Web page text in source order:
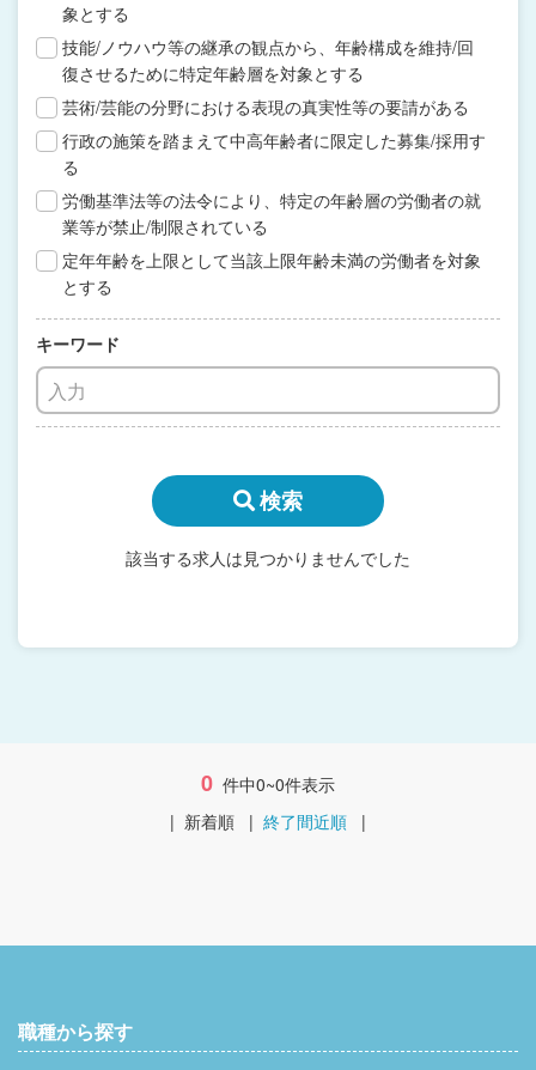
象とする
技能/ノウハウ等の継承の観点から、年齢構成を維持/回
復させるために特定年齢層を対象とする
芸術/芸能の分野における表現の真実性等の要請がある
行政の施策を踏まえて中高年齢者に限定した募集/採用す
る
労働基準法等の法令により、特定の年齢層の労働者の就
業等が禁止/制限されている
定年年齢を上限として当該上限年齢未満の労働者を対象
とする
キーワード
検索
該当する求人は見つかりませんでした
0 件中0~0件表示
| 新着順 | 終了間近順 |
職種から探す